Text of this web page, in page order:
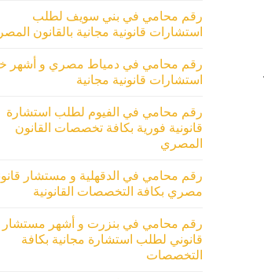
رقم محامي في بني سويف لطلب
استشارات قانونية مجانية بالقانون
رقم محامي في دمياط مصري و أشهر
استشارات قانونية مجانية
رقم محامي في الفيوم لطلب استشارة
قانونية فورية بكافة تخصصات القانون
المصري
رقم محامي في الدقهلية و مستشار
مصري بكافة التخصصات القانونية
رقم محامي في بنزرت و أشهر مستشار
قانوني لطلب استشارة مجانية بكافة
التخصصات